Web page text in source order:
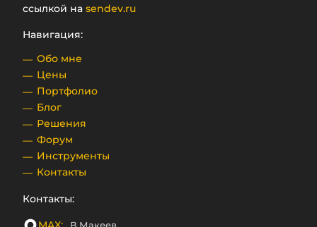
ссылкой на sendev.ru
Навигация:
Обо мне
Цены
Портфолио
Блог
Решения
Форум
Инструменты
Контакты
Контакты:
В.Макеев